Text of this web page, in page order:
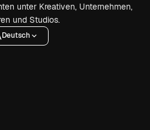
unter Kreativen, Unternehmen,
und Studios.
Deutsch